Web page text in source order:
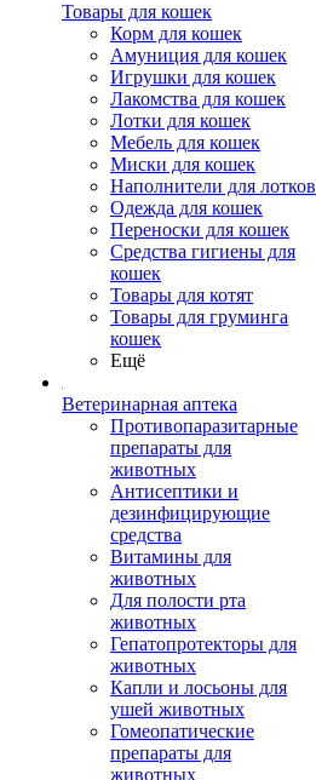
Товары для кошек
Корм для кошек
Амуниция для кошек
Игрушки для кошек
Лакомства для кошек
Лотки для кошек
Мебель для кошек
Миски для кошек
Наполнители для лотков
Одежда для кошек
Переноски для кошек
Средства гигиены для
кошек
Товары для котят
Товары для груминга
кошек
Ещё
Ветеринарная аптека
Противопаразитарные
препараты для
животных
Антисептики и
дезинфицирующие
средства
Витамины для
животных
Для полости рта
животных
Гепатопротекторы для
животных
Капли и лосьоны для
ушей животных
Гомеопатические
препараты для
животных